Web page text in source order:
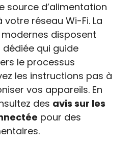
source d’alimentation
réseau Wi-Fi. La
disposent
dédiée qui guide
le processus
les instructions pas à
vos appareils. En
des avis sur les
pour des